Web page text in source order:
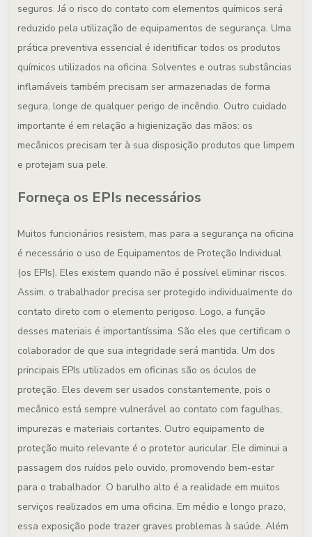
seguros. Já o risco do contato com elementos químicos será
reduzido pela utilização de equipamentos de segurança. Uma
prática preventiva essencial é identificar todos os produtos
químicos utilizados na oficina. Solventes e outras substâncias
inflamáveis também precisam ser armazenadas de forma
segura, longe de qualquer perigo de incêndio. Outro cuidado
importante é em relação a higienização das mãos: os
mecânicos precisam ter à sua disposição produtos que limpem
e protejam sua pele.
Forneça os EPIs necessários
Muitos funcionários resistem, mas para a segurança na oficina
é necessário o uso de Equipamentos de Proteção Individual
(os EPIs). Eles existem quando não é possível eliminar riscos.
Assim, o trabalhador precisa ser protegido individualmente do
contato direto com o elemento perigoso. Logo, a função
desses materiais é importantíssima. São eles que certificam o
colaborador de que sua integridade será mantida. Um dos
principais EPIs utilizados em oficinas são os óculos de
proteção. Eles devem ser usados constantemente, pois o
mecânico está sempre vulnerável ao contato com fagulhas,
impurezas e materiais cortantes. Outro equipamento de
proteção muito relevante é o protetor auricular. Ele diminui a
passagem dos ruídos pelo ouvido, promovendo bem-estar
para o trabalhador. O barulho alto é a realidade em muitos
serviços realizados em uma oficina. Em médio e longo prazo,
essa exposição pode trazer graves problemas à saúde. Além